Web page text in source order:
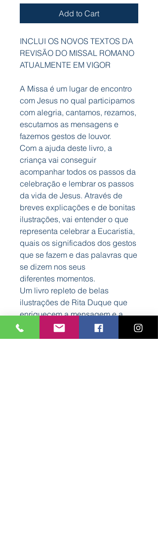
Add to Cart
INCLUI OS NOVOS TEXTOS DA
REVISÃO DO MISSAL ROMANO
ATUALMENTE EM VIGOR
A Missa é um lugar de encontro
com Jesus no qual participamos
com alegria, cantamos, rezamos,
escutamos as mensagens e
fazemos gestos de louvor.
Com a ajuda deste livro, a
criança vai conseguir
acompanhar todos os passos da
celebração e lembrar os passos
da vida de Jesus. Através de
breves explicações e de bonitas
ilustrações, vai entender o que
representa celebrar a Eucaristia,
quais os significados dos gestos
que se fazem e das palavras que
se dizem nos seus
diferentes momentos.
Um livro repleto de belas
ilustrações de Rita Duque que
enriquecem a mensagem e a
tornam mais facilmente
compreendida pelos mais novos.